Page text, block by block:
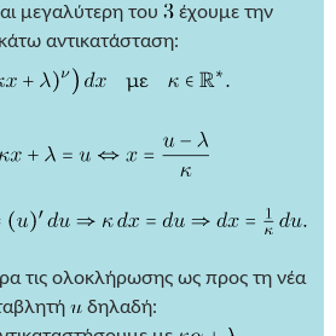
μεγαλύτερη του
έχουμε την
αντικατάσταση:
τις ολοκλήρωσης ως προς τη νέα
δηλαδή: